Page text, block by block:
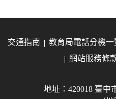
交通指南 教育局電話分機一
網站服務條
地址：420018 臺中